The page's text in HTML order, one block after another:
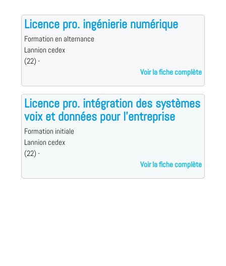
Licence pro. ingénierie numérique
Formation en alternance
Lannion cedex
(22) -
Voir la fiche complète
Licence pro. intégration des systèmes
voix et données pour l'entreprise
Formation initiale
Lannion cedex
(22) -
Voir la fiche complète